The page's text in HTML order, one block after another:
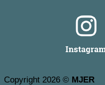
Copyright 2026 © MJER